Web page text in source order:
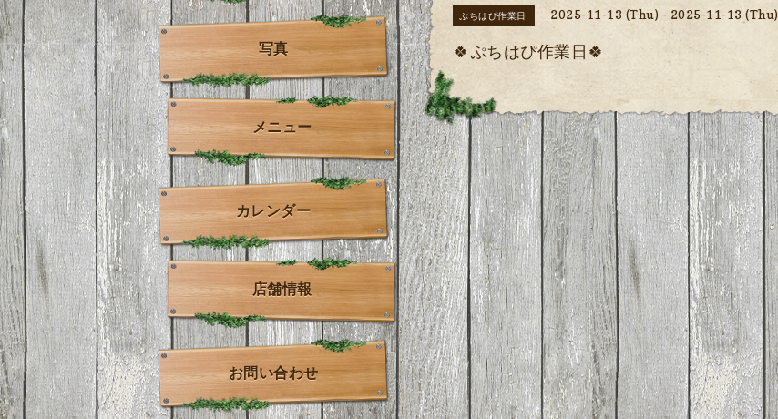
ぷちはぴ作業日 2025-11-13 (Thu) - 2025-11-13 (Thu)
🍀ぷちはぴ作業日🍀
写真
メニュー
カレンダー
店舗情報
お問い合わせ